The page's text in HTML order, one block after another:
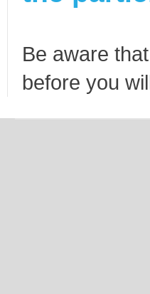
Be aware
before you